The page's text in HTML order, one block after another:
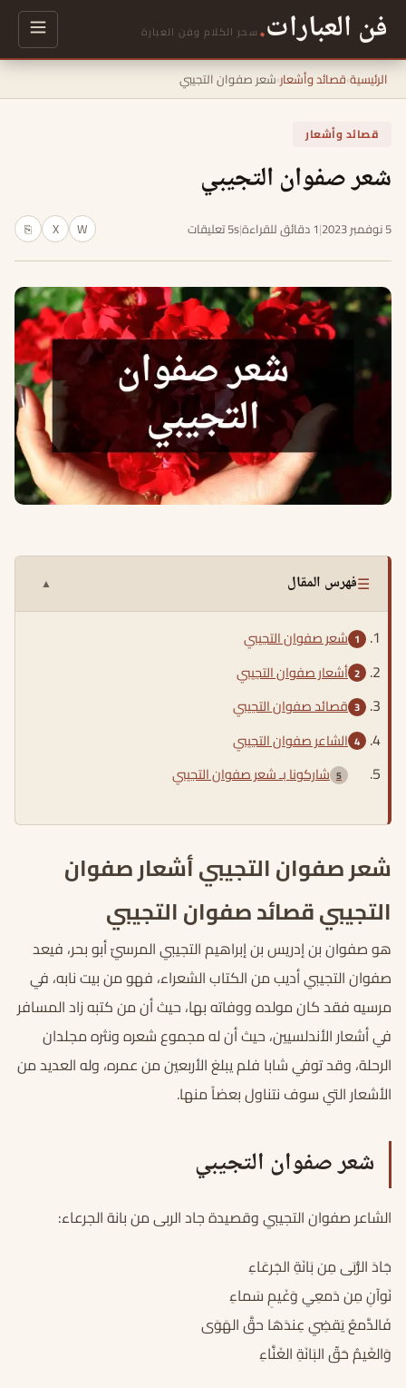
فن العبارات. سحر الكلام وفن العبارة
الرئيسية›قصائد وأشعار›شعر صفوان التجيبي
قصائد وأشعار
شعر صفوان التجيبي
5 نوفمبر 2023 |1 دقائق للقراءة |5s تعليقات W
X
⎘
☰فهرس المقال ▲
شعر صفوان التجيبي
أشعار صفوان التجيبي
قصائد صفوان التجيبي
الشاعر صفوان التجيبي
شاركونا بـ شعر صفوان التجيبي
شعر صفوان التجيبي أشعار صفوان
التجيبي قصائد صفوان التجيبي
هو صفوان بن إدريس بن إبراهيم التجيبي المرسيّ أبو بحر، فيعد
صفوان التجيبي أديب من الكتاب الشعراء، فهو من بيت نابه، في
مرسيه فقد كان مولده ووفاته بها، حيث أن من كتبه زاد المسافر
في أشعار الأندلسيين، حيث أن له مجموع شعره ونثره مجلدان
الرحلة، وقد توفي شابا فلم يبلغ الأربعين من عمره، وله العديد من
الأشعار التي سوف نتناول بعضاً منها.
شعر صفوان التجيبي
الشاعر صفوان التجيبي وقصيدة جاد الربى من بانة الجرعاء:
جَادَ الرُّبَى مِن بَانَةِ الجَرعَاءِ
نَوآنِ مِن دَمعِي وَغَيمِ سَماءِ
فَالدَّمعُ يَقضِي عِندَهَا حقَّ الهَوَى
وَالغَيمُ حَقّ البَانَةِ الغَنَّاءِ